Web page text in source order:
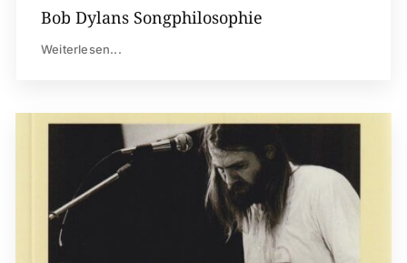
Bob Dylans Songphilosophie
Weiterlesen...